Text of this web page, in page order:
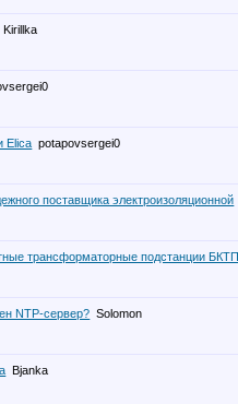
Kirillka
Elica potapovsergei0
поставщика электроизоляционной
трансформаторные подстанции БКТП
NTP-сервер? Solomon
Bjanka